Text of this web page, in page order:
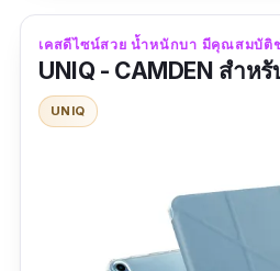
การกันงอให้กับตัวเครื่อง
มีขอบเป็นยาง TPU ช่วยลด
วัสดุภายนอกในส่วนฝาปกหน้
สังเคราะห์คุณภาพสูง น่าใช้ง
โครงสร้างด้านในเป็น
ยากต่อการขาด ส่วนปลายข
เหล็กแรงสูงมาให้ 2 จุด นำไ
เคสดีไซน์สวย น้ำหนักบา มีคุณสมบัติ
UNIQ - CAMDEN สำห
UNIQ